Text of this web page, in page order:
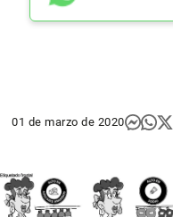
01 de marzo de 2020